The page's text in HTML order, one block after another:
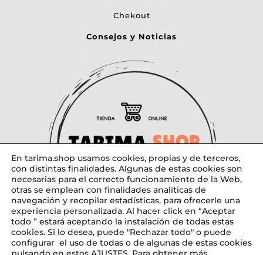
Chekout
Consejos y Noticias
En tarima.shop usamos cookies, propias y de terceros,
con distintas finalidades. Algunas de estas cookies son
necesarias para el correcto funcionamiento de la Web,
otras se emplean con finalidades analíticas de
navegación y recopilar estadísticas, para ofrecerle una
experiencia personalizada. Al hacer click en “Aceptar
todo ” estará aceptando la instalación de todas estas
cookies. Si lo desea, puede "Rechazar todo" o puede
configurar el uso de todas o de algunas de estas cookies